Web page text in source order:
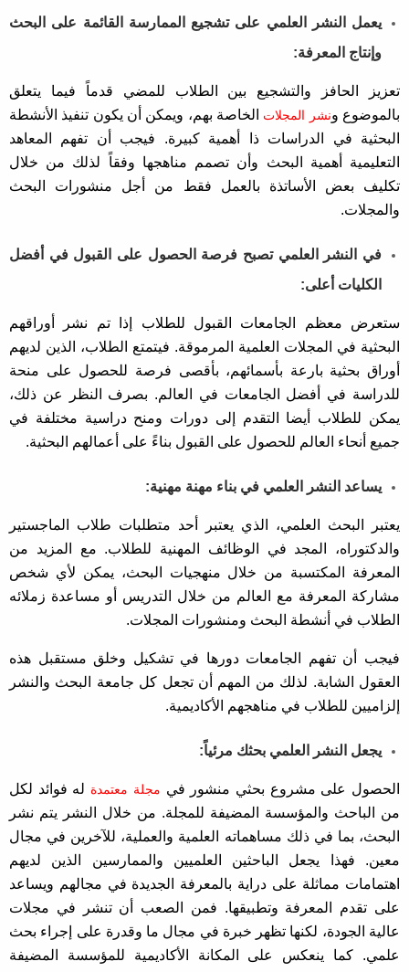
يعمل النشر العلمي على تشجيع الممارسة القائمة على البحث
وإنتاج المعرفة:
تعزيز الحافز والتشجيع بين الطلاب للمضي قدماً فيما يتعلق
بالموضوع ونشر المجلات الخاصة بهم، ويمكن أن يكون تنفيذ الأنشطة
البحثية في الدراسات ذا أهمية كبيرة. فيجب أن تفهم المعاهد
التعليمية أهمية البحث وأن تصمم مناهجها وفقاً لذلك من خلال
تكليف بعض الأساتذة بالعمل فقط من أجل منشورات البحث
والمجلات.
في النشر العلمي تصبح فرصة الحصول على القبول في أفضل
الكليات أعلى:
ستعرض معظم الجامعات القبول للطلاب إذا تم نشر أوراقهم
البحثية في المجلات العلمية المرموقة. فيتمتع الطلاب، الذين لديهم
أوراق بحثية بارعة بأسمائهم، بأقصى فرصة للحصول على منحة
للدراسة في أفضل الجامعات في العالم. بصرف النظر عن ذلك،
يمكن للطلاب أيضا التقدم إلى دورات ومنح دراسية مختلفة في
جميع أنحاء العالم للحصول على القبول بناءً على أعمالهم البحثية.
يساعد النشر العلمي في بناء مهنة مهنية:
يعتبر البحث العلمي، الذي يعتبر أحد متطلبات طلاب الماجستير
والدكتوراه، المجد في الوظائف المهنية للطلاب. مع المزيد من
المعرفة المكتسبة من خلال منهجيات البحث، يمكن لأي شخص
مشاركة المعرفة مع العالم من خلال التدريس أو مساعدة زملائه
الطلاب في أنشطة البحث ومنشورات المجلات.
فيجب أن تفهم الجامعات دورها في تشكيل وخلق مستقبل هذه
العقول الشابة. لذلك من المهم أن تجعل كل جامعة البحث والنشر
إلزاميين للطلاب في مناهجهم الأكاديمية.
يجعل النشر العلمي بحثك مرئياً:
الحصول على مشروع بحثي منشور في مجلة معتمدة له فوائد لكل
من الباحث والمؤسسة المضيفة للمجلة. من خلال النشر يتم نشر
البحث، بما في ذلك مساهماته العلمية والعملية، للآخرين في مجال
معين. فهذا يجعل الباحثين العلميين والممارسين الذين لديهم
اهتمامات مماثلة على دراية بالمعرفة الجديدة في مجالهم ويساعد
على تقدم المعرفة وتطبيقها. فمن الصعب أن تنشر في مجلات
عالية الجودة، لكنها تظهر خبرة في مجال ما وقدرة على إجراء بحث
علمي. كما ينعكس على المكانة الأكاديمية للمؤسسة المضيفة